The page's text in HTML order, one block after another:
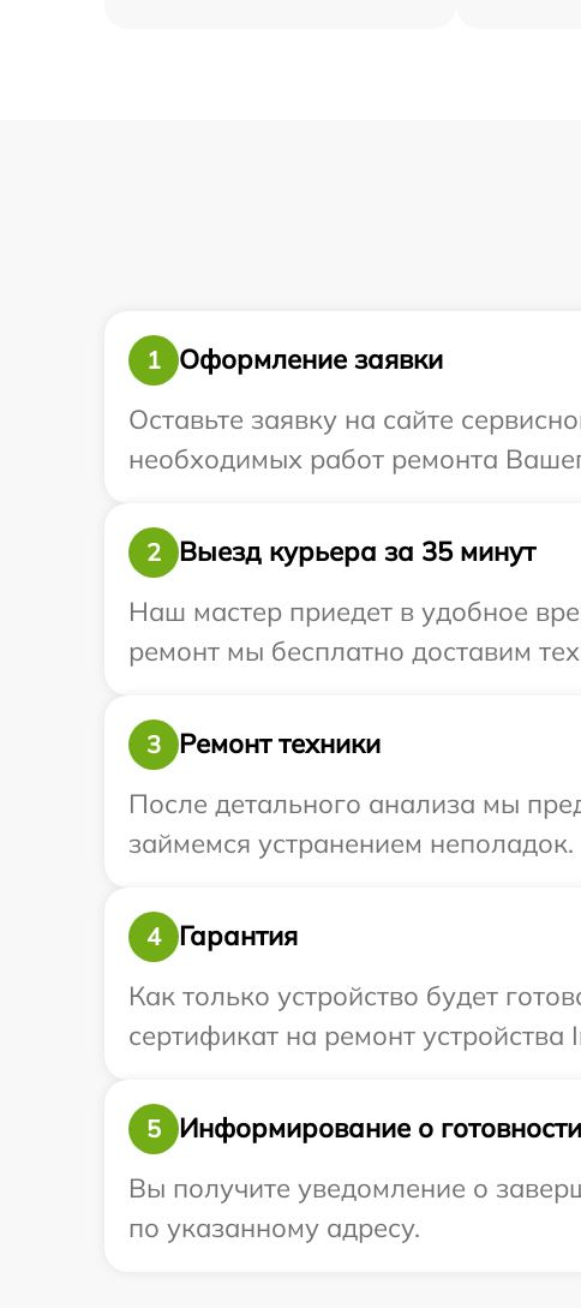
1
Оформление заявки
Оставьте заявку на сайте
необходимых работ ремонта
2
Выезд курьера за 35 минут
Наш мастер приедет в удобное
ремонт мы бесплатно доставим
3
Ремонт техники
После детального анализа мы
займемся устранением неполадок.
4
Гарантия
Как только устройство будет
сертификат на ремонт
5
Информирование о готовности
Вы получите уведомление о
по указанному адресу.